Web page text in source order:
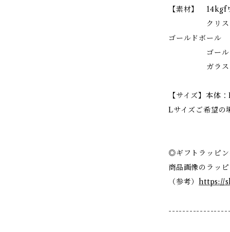
【素材】 14kgf
クリスタ
ゴールドボール
ゴールド
ガラスビ
【サイズ】本体
Lサイズご希望の
◎ギフトラッピ
商品画像のラッ
（参考）https://